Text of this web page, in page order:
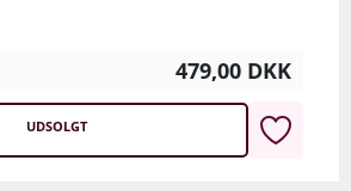
479,00 DKK
UDSOLGT